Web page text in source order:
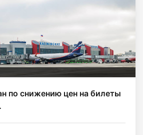
по снижению цен на билеты